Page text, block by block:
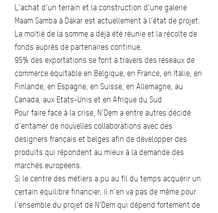
L’achat d’un terrain et la construction d’une galerie
Maam Samba à Dakar est actuellement à l’état de projet.
La moitié de la somme a déjà été réunie et la récolte de
fonds auprès de partenaires continue.
95% des exportations se font à travers des réseaux de
commerce équitable en Belgique, en France, en Italie, en
Finlande, en Espagne, en Suisse, en Allemagne, au
Canada, aux Etats-Unis et en Afrique du Sud
Pour faire face à la crise, N’Dem a entre autres décidé
d’entamer de nouvelles collaborations avec des
designers français et belges afin de développer des
produits qui répondent au mieux à la demande des
marchés européens.
Si le centre des métiers a pu au fil du temps acquérir un
certain équilibre financier, il n’en va pas de même pour
l’ensemble du projet de N’Dem qui dépend fortement de